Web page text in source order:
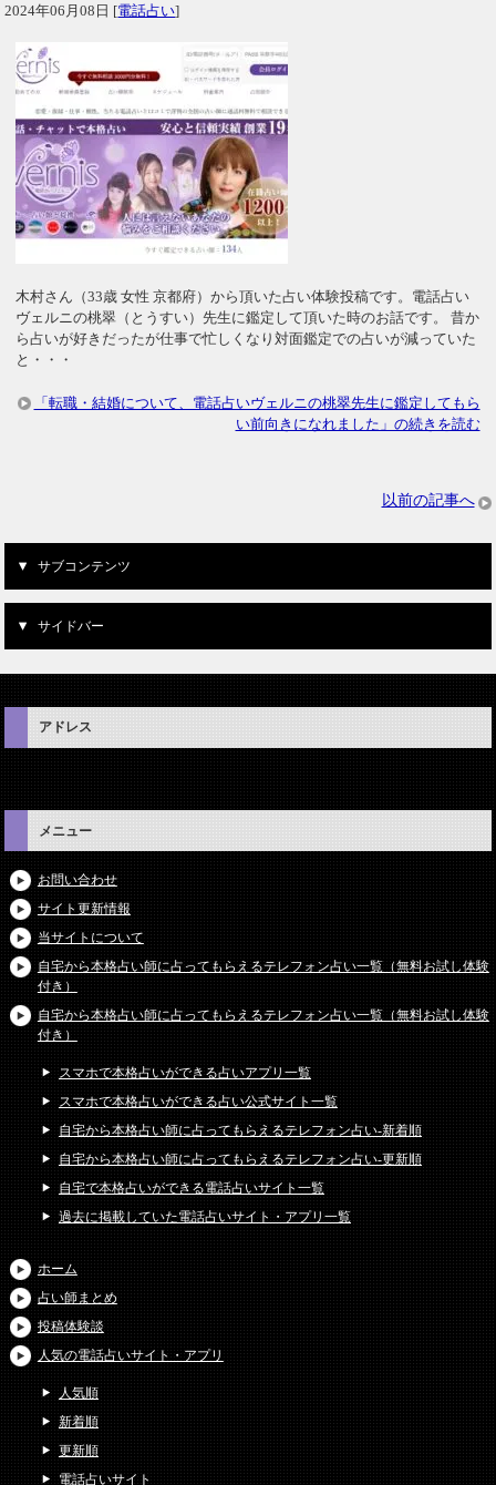
2024年06月08日 [電話占い]
木村さん（33歳 女性 京都府）から頂いた占い体験投稿です。電話占い
ヴェルニの桃翠（とうすい）先生に鑑定して頂いた時のお話です。 昔か
ら占いが好きだったが仕事で忙しくなり対面鑑定での占いが減っていた
と・・・
「転職・結婚について、電話占いヴェルニの桃翠先生に鑑定してもら
い前向きになれました」の続きを読む
以前の記事へ
サブコンテンツ
サイドバー
アドレス
メニュー
お問い合わせ
サイト更新情報
当サイトについて
自宅から本格占い師に占ってもらえるテレフォン占い一覧（無料お試し体験
付き）
自宅から本格占い師に占ってもらえるテレフォン占い一覧（無料お試し体験
付き）
スマホで本格占いができる占いアプリ一覧
スマホで本格占いができる占い公式サイト一覧
自宅から本格占い師に占ってもらえるテレフォン占い-新着順
自宅から本格占い師に占ってもらえるテレフォン占い-更新順
自宅で本格占いができる電話占いサイト一覧
過去に掲載していた電話占いサイト・アプリ一覧
ホーム
占い師まとめ
投稿体験談
人気の電話占いサイト・アプリ
人気順
新着順
更新順
電話占いサイト